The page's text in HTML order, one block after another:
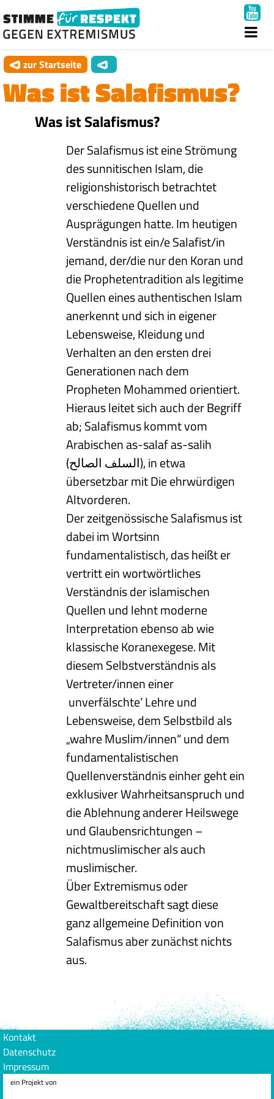
zur Startseite
Was ist Salafismus?
Was ist Salafismus?
Der Salafismus ist eine Strömung
des sunnitischen Islam, die
religionshistorisch betrachtet
verschiedene Quellen und
Ausprägungen hatte. Im heutigen
Verständnis ist ein/e Salafist/in
jemand, der/die nur den Koran und
die Prophetentradition als legitime
Quellen eines authentischen Islam
anerkennt und sich in eigener
Lebensweise, Kleidung und
Verhalten an den ersten drei
Generationen nach dem
Propheten Mohammed orientiert.
Hieraus leitet sich auch der Begriff
ab; Salafismus kommt vom
Arabischen as-salaf as-salih
(السلف الصالح), in etwa
übersetzbar mit Die ehrwürdigen
Altvorderen.
Der zeitgenössische Salafismus ist
dabei im Wortsinn
fundamentalistisch, das heißt er
vertritt ein wortwörtliches
Verständnis der islamischen
Quellen und lehnt moderne
Interpretation ebenso ab wie
klassische Koranexegese. Mit
diesem Selbstverständnis als
Vertreter/innen einer
‚unverfälschte‘ Lehre und
Lebensweise, dem Selbstbild als
„wahre Muslim/innen“ und dem
fundamentalistischen
Quellenverständnis einher geht ein
exklusiver Wahrheitsanspruch und
die Ablehnung anderer Heilswege
und Glaubensrichtungen –
nichtmuslimischer als auch
muslimischer.
Über Extremismus oder
Gewaltbereitschaft sagt diese
ganz allgemeine Definition von
Salafismus aber zunächst nichts
aus.
Kontakt
Datenschutz
Impressum
ein Projekt von